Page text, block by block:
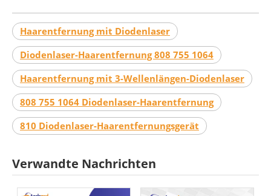
Haarentfernung mit Diodenlaser
Diodenlaser-Haarentfernung 808 755 1064
Haarentfernung mit 3-Wellenlängen-Diodenlaser
808 755 1064 Diodenlaser-Haarentfernung
810 Diodenlaser-Haarentfernungsgerät
Verwandte Nachrichten